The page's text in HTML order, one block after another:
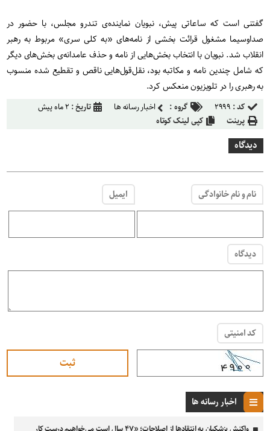
گفتنی است که ساعاتی پیش، نبویان نماینده‌ی تندرو مجلس، با حضور در
صداوسیما مشغول قرائت بخشی از نامه‌های «به کلی سری» مربوط به رهبر
انقلاب شد. نبویان با انتخاب بخش‌هایی از نامه و حذف عامدانه‌ی بخش‌های دیگر
که شامل چندین نامه و مکاتبه بود، نقل‌قول‌هایی ناقص و تقطیع شده منسوب
به رهبری را در تلویزیون منعکس کرد.
کد : ۲۹۹۹ گروه : اخبار رسانه ها تاریخ : ۲ ماه پیش
پرینت
کپی لینک کوتاه
دیدگاه
نام و نام خانوادگی ایمیل
دیدگاه
کد امنیتی
اخبار رسانه ها